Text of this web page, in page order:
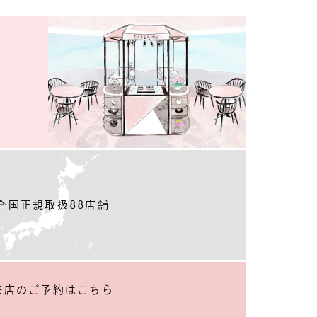
国正規取扱88店舗
店のご予約 はこちら